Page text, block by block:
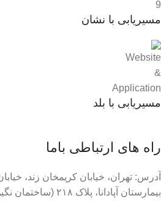
مسیریابی با نشان
مسیریابی با بلد
راه های ارتباطی باما
آدرس: تهران، خیابان کریمخان زند،
بیمارستان آپادانا، پلاک ۲۱۸ (ساختمان نگین قرنی) طبقه پنجم